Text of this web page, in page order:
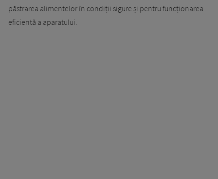
păstrarea alimentelor în condiții sigure și pentru funcționarea
eficientă a aparatului.